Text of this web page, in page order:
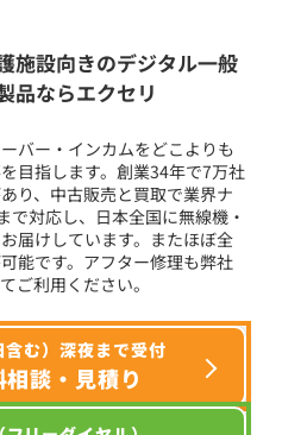
施設向きのデジタル一般
品ならエクセリ
バー・インカムをどこよりも
目指します。創業34年で7万社
り、中古販売と買取で業界ナ
で対応し、日本全国に無線機・
届けしています。またほぼ全
能です。アフター修理も弊社
ご利用ください。
む）深夜まで受付
談・見積り